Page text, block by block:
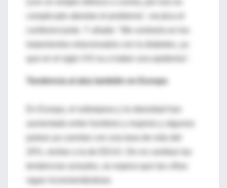
que en el siglo XXI va a haber una epidemia".
Tendencia al alza también en Europa
En Europa, el sobrepeso y la obesidad han
aumentado entre hombres y mujeres y algunos
sigan incrementándose.